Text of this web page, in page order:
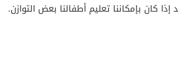
كان بإمكاننا تعليم أطفالنا بعض التوازن.